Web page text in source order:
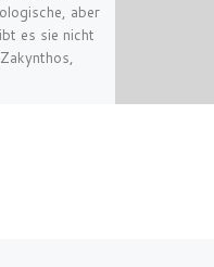
aber
es sie nicht